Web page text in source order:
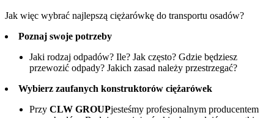
Jak więc wybrać najlepszą ciężarówkę do transportu osadów?
Poznaj swoje potrzeby
Jaki rodzaj odpadów? Ile? Jak często? Gdzie będziesz
przewozić odpady? Jakich zasad należy przestrzegać?
Wybierz zaufanych konstruktorów ciężarówek
Przy CLW GROUPjesteśmy profesjonalnym producentem